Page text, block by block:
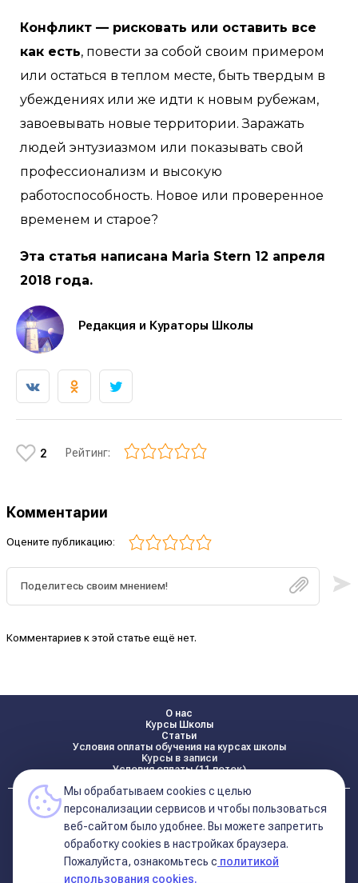
Конфликт — рисковать или оставить все
как есть, повести за собой своим примером
или остаться в теплом месте, быть твердым в
убеждениях или же идти к новым рубежам,
завоевывать новые территории. Заражать
людей энтузиазмом или показывать свой
профессионализм и высокую
работоспособность. Новое или проверенное
временем и старое?
Эта статья написана Maria Stern 12 апреля
2018 года.
Редакция и Кураторы Школы
2 Рейтинг:
Комментарии
Оцените публикацию:
Комментариев к этой статье ещё нет.
О нас
Курсы Школы
Статьи
Условия оплаты обучения на курсах школы
Курсы в записи
Условия оплаты (11 поток)
Реквизиты
Контакты
Политика конфиденциальности
Договор оферта (соглашение)
+7 495 681 02 96
Мы обрабатываем cookies с целью
персонализации сервисов и чтобы пользоваться
веб-сайтом было удобнее. Вы можете запретить
обработку сookies в настройках браузера.
Пожалуйста, ознакомьтесь с политикой
использования cookies.